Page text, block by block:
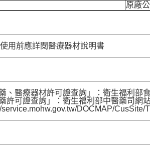
原廠
用前應詳閱醫療器材說明書
、醫療器材許可證查詢」：衛生福利部
許可證查詢」：衛生福利部中醫藥司網
service.mohw.gov.tw/DOCMAP/CusSite/